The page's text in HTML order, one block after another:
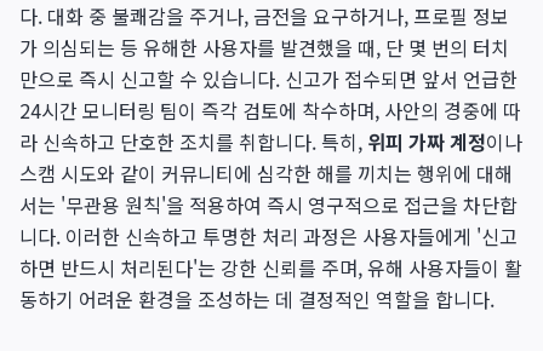
다. 대화 중 불쾌감을 주거나, 금전을 요구하거나, 프로필 정보
가 의심되는 등 유해한 사용자를 발견했을 때, 단 몇 번의 터치
만으로 즉시 신고할 수 있습니다. 신고가 접수되면 앞서 언급한
24시간 모니터링 팀이 즉각 검토에 착수하며, 사안의 경중에 따
라 신속하고 단호한 조치를 취합니다. 특히, 위피 가짜 계정이나
스캠 시도와 같이 커뮤니티에 심각한 해를 끼치는 행위에 대해
서는 '무관용 원칙'을 적용하여 즉시 영구적으로 접근을 차단합
니다. 이러한 신속하고 투명한 처리 과정은 사용자들에게 '신고
하면 반드시 처리된다'는 강한 신뢰를 주며, 유해 사용자들이 활
동하기 어려운 환경을 조성하는 데 결정적인 역할을 합니다.